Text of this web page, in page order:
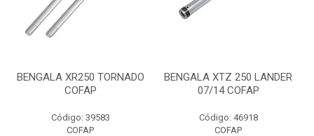
BENGALA XR250 TORNADO
COFAP
Código: 39583
COFAP
BENGALA XTZ 250 LANDER
07/14 COFAP
Código: 46918
COFAP